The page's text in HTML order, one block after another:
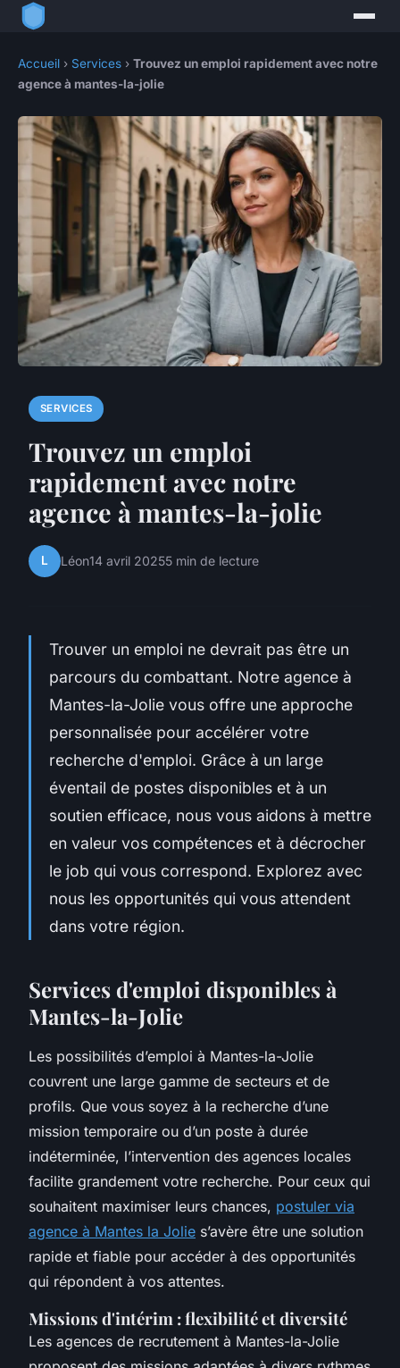
Accueil › Services › Trouvez un emploi rapidement avec notre
agence à mantes-la-jolie
SERVICES
Trouvez un emploi
rapidement avec notre
agence à mantes-la-jolie
L Léon14 avril 20255 min de lecture
Trouver un emploi ne devrait pas être un
parcours du combattant. Notre agence à
Mantes-la-Jolie vous offre une approche
personnalisée pour accélérer votre
recherche d'emploi. Grâce à un large
éventail de postes disponibles et à un
soutien efficace, nous vous aidons à mettre
en valeur vos compétences et à décrocher
le job qui vous correspond. Explorez avec
nous les opportunités qui vous attendent
dans votre région.
Services d'emploi disponibles à
Mantes-la-Jolie
Les possibilités d’emploi à Mantes-la-Jolie
couvrent une large gamme de secteurs et de
profils. Que vous soyez à la recherche d’une
mission temporaire ou d’un poste à durée
indéterminée, l’intervention des agences locales
facilite grandement votre recherche. Pour ceux qui
souhaitent maximiser leurs chances, postuler via
agence à Mantes la Jolie s’avère être une solution
rapide et fiable pour accéder à des opportunités
qui répondent à vos attentes.
Missions d'intérim : flexibilité et diversité
Les agences de recrutement à Mantes-la-Jolie